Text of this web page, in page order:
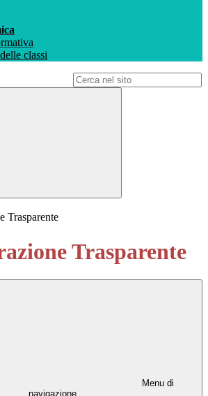
classi
Trasparente
Trasparente
Menu di
navigazione